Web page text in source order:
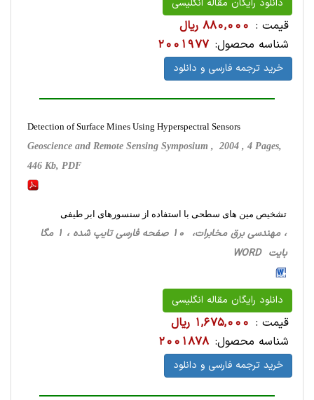
دانلود رایگان مقاله انگلیسی
قیمت : 880,000 ریال
شناسه محصول: 2001977
خرید ترجمه فارسی و دانلود
Detection of Surface Mines Using Hyperspectral Sensors
Geoscience and Remote Sensing Symposium , 2004 , 4 Pages,
446 Kb, PDF
تشخیص مین های سطحی با استفاده از سنسورهای ابر طیفی
، مهندسی برق مخابرات، 10 صفحه فارسی تایپ شده ، 1 مگا
بایت WORD
دانلود رایگان مقاله انگلیسی
قیمت : 1,675,000 ریال
شناسه محصول: 2001878
خرید ترجمه فارسی و دانلود